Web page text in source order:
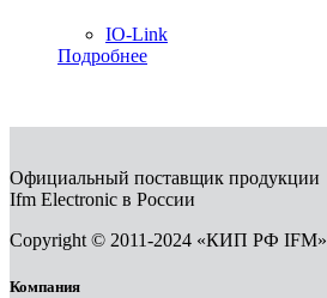
IO-Link
Подробнее
Официальный поставщик продукции
Ifm Electronic в России
Copyright © 2011-2024 «КИП РФ IFM»
Компания